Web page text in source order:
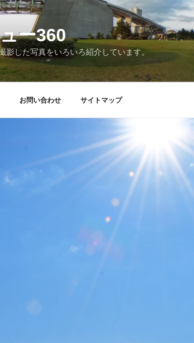
ー360
した写真をいろいろ紹介しています。
お問い合わせ サイトマップ